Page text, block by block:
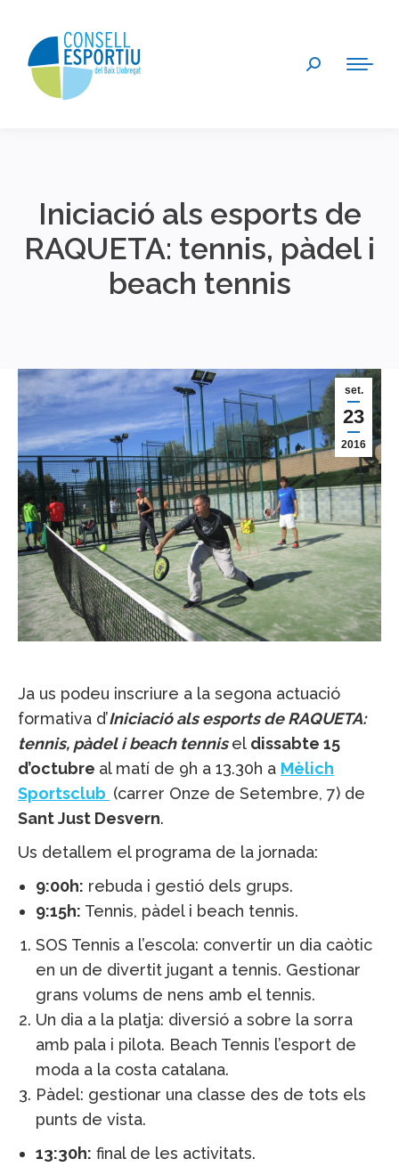
Search:
Iniciació als esports de
RAQUETA: tennis, pàdel i
beach tennis
set.
23
2016
Ja us podeu inscriure a la segona actuació
formativa d’Iniciació als esports de RAQUETA:
tennis, pàdel i beach tennisel dissabte 15
d’octubre al matí de 9h a 13.30h a Mèlich
Sportsclub (carrer Onze de Setembre, 7) de
Sant Just Desvern.
Us detallem el programa de la jornada:
9:00h: rebuda i gestió dels grups.
9:15h: Tennis, pàdel i beach tennis.
SOS Tennis a l’escola: convertir un dia caòtic
en un de divertit jugant a tennis. Gestionar
grans volums de nens amb el tennis.
Un dia a la platja: diversió a sobre la sorra
amb pala i pilota. Beach Tennis l’esport de
moda a la costa catalana.
Pàdel: gestionar una classe des de tots els
punts de vista.
13:30h: final de les activitats.